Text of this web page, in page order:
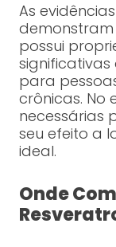
As
possui
para
crônicas. No
necessárias
seu efeito a
ideal.
Onde